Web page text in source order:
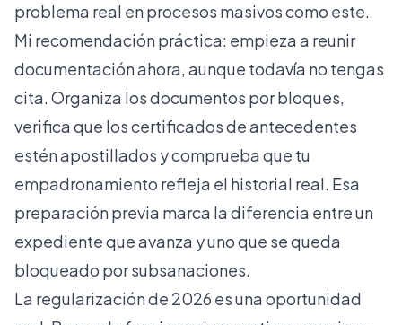
problema real en procesos masivos como este.
Mi recomendación práctica: empieza a reunir
documentación ahora, aunque todavía no tengas
cita. Organiza los documentos por bloques,
verifica que los certificados de antecedentes
estén apostillados y comprueba que tu
empadronamiento refleja el historial real. Esa
preparación previa marca la diferencia entre un
expediente que avanza y uno que se queda
bloqueado por subsanaciones.
La regularización de 2026 es una oportunidad